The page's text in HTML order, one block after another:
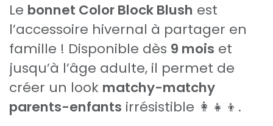
Le bonnet Color Block Blush est
l’accessoire hivernal à partager en
famille ! Disponible dès 9 mois et
jusqu’à l’âge adulte, il permet de
créer un look matchy-matchy
parents-enfants irrésistible 👩‍👧‍👦.